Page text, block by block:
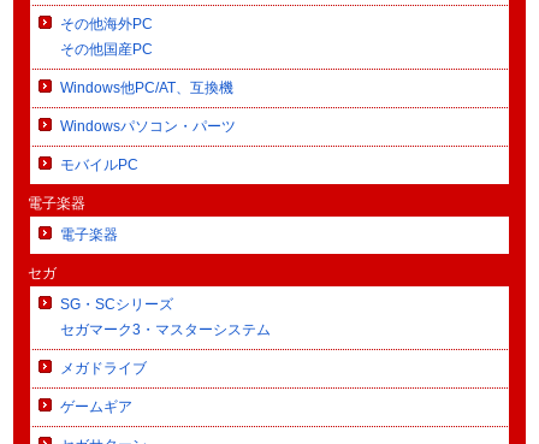
その他海外PC
その他国産PC
Windows他PC/AT、互換機
Windowsパソコン・パーツ
モバイルPC
電子楽器
電子楽器
セガ
SG・SCシリーズ
セガマーク3・マスターシステム
メガドライブ
ゲームギア